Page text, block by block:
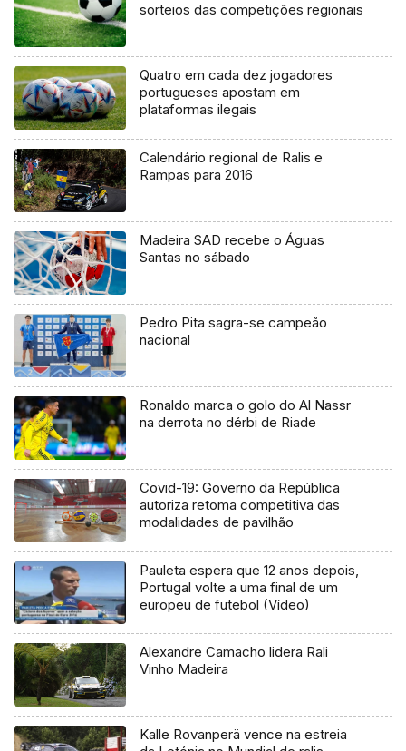
sorteios das competições regionais
Quatro em cada dez jogadores
portugueses apostam em
plataformas ilegais
Calendário regional de Ralis e
Rampas para 2016
Madeira SAD recebe o Águas
Santas no sábado
Pedro Pita sagra-se campeão
nacional
Ronaldo marca o golo do Al Nassr
na derrota no dérbi de Riade
Covid-19: Governo da República
autoriza retoma competitiva das
modalidades de pavilhão
Pauleta espera que 12 anos depois,
Portugal volte a uma final de um
europeu de futebol (Vídeo)
Alexandre Camacho lidera Rali
Vinho Madeira
Kalle Rovanperä vence na estreia